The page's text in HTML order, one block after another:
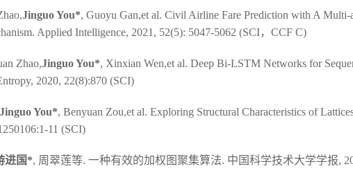
Jinguo You*, Guoyu Gan,et al. Civil Airline Fare Prediction with A Multi-
Applied Intelligence, 2021, 52(5): 5047-5062 (SCI，CCF C)
Zhao,Jinguo You*, Xinxian Wen,et al. Deep Bi-LSTM Networks for
2020, 22(8):870 (SCI)
Jinguo You*, Benyuan Zou,et al. Exploring Structural Characteristics of
11 (SCI)
进国*, 周翠莲等. 一种有效的加权图聚集算法. 中国科学技术大学学报,